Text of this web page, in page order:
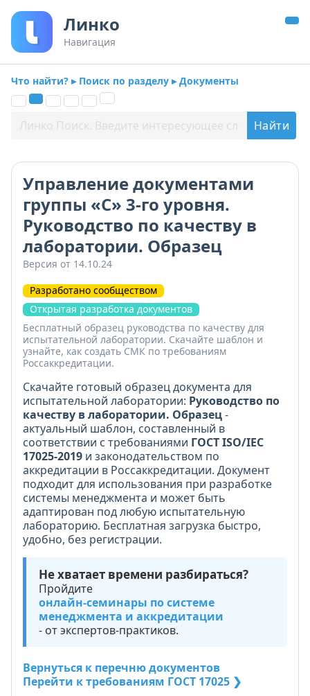
Линко
Навигация
Что найти? ▸ Поиск по разделу ▸ Документы
Управление документами
группы «С» 3-го уровня.
Руководство по качеству в
лаборатории. Образец
Версия от 14.10.24
Разработано сообществом
Открытая разработка документов
Бесплатный образец руководства по качеству для
испытательной лаборатории. Скачайте шаблон и
узнайте, как создать СМК по требованиям
Россаккредитации.
Скачайте готовый образец документа для
испытательной лаборатории: Руководство по
качеству в лаборатории. Образец-
актуальный шаблон, составленный в
соответствии с требованиями ГОСТ ISO/IEC
17025-2019 и законодательством по
аккредитации в Россаккредитации. Документ
подходит для использования при разработке
системы менеджмента и может быть
адаптирован под любую испытательную
лабораторию. Бесплатная загрузка быстро,
удобно, без регистрации.
Не хватает времени разбираться?
Пройдите
онлайн-семинары по системе
менеджмента и аккредитации
- от экспертов-практиков.
Вернуться к перечню документов
Перейти к требованиям ГОСТ 17025 ❯